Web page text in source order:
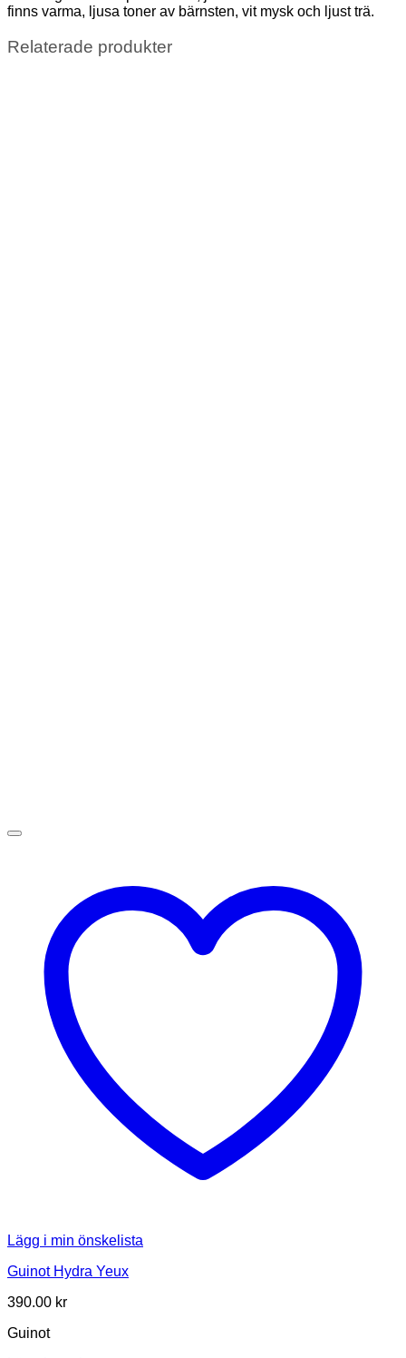
finns varma, ljusa toner av bärnsten, vit mysk och ljust trä.
Relaterade produkter
Lägg i min önskelista
Guinot Hydra Yeux
390.00 kr
Guinot